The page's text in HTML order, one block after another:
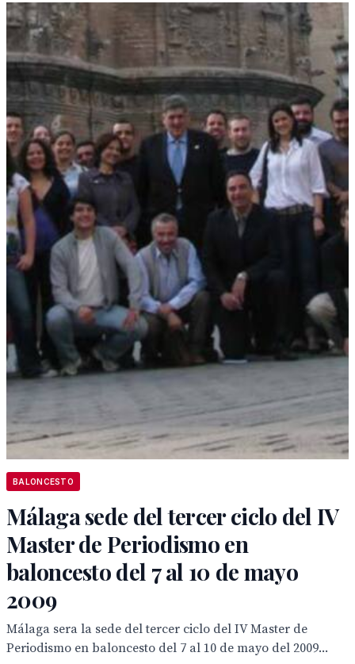
BALONCESTO
Málaga sede del tercer ciclo del IV
Master de Periodismo en
baloncesto del 7 al 10 de mayo
2009
Málaga sera la sede del tercer ciclo del IV Master de
Periodismo en baloncesto del 7 al 10 de mayo del 2009...